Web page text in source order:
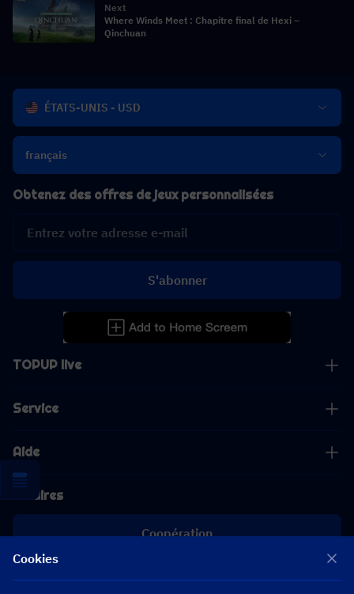
Next
Where Winds Meet : Chapitre final de Hexi –
Qinchuan
ÉTATS-UNIS - USD
français
TOPUP live
Service
Aide
Affaires
Coopération
Obtenez des offres de jeux personnalisées
S'abonner
Cookies